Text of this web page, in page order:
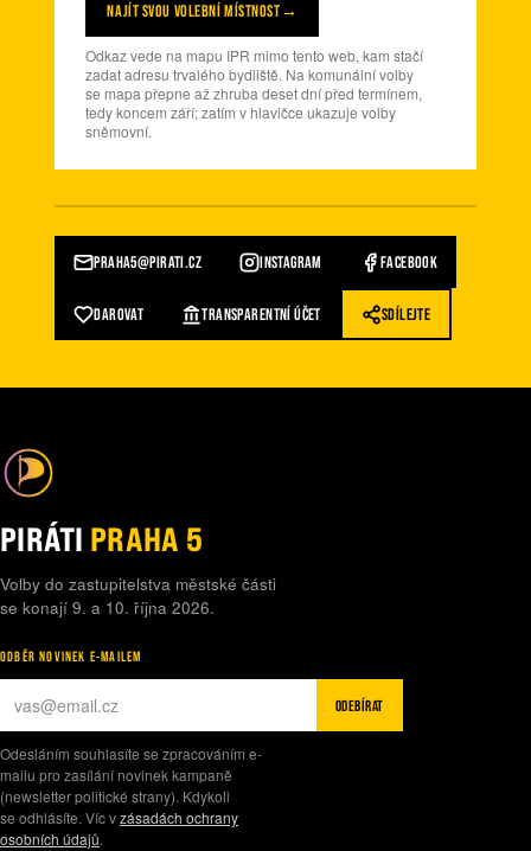
NAJÍT SVOU VOLEBNÍ MÍSTNOST→
Odkaz vede na mapu IPR mimo tento web, kam stačí
zadat adresu trvalého bydliště. Na komunální volby
se mapa přepne až zhruba deset dní před termínem,
tedy koncem září; zatím v hlavičce ukazuje volby
sněmovní.
PRAHA5@PIRATI.CZ INSTAGRAM FACEBOOK
DAROVAT TRANSPARENTNÍ ÚČET SDÍLEJTE
PIRÁTI PRAHA 5
Volby do zastupitelstva městské části
se konají 9. a 10. října 2026.
ODBĚR NOVINEK E-MAILEM
ODEBÍRAT
Odesláním souhlasíte se zpracováním e-
mailu pro zasílání novinek kampaně
(newsletter politické strany). Kdykoli
se odhlásíte. Víc vzásadách ochrany
osobních údajů.